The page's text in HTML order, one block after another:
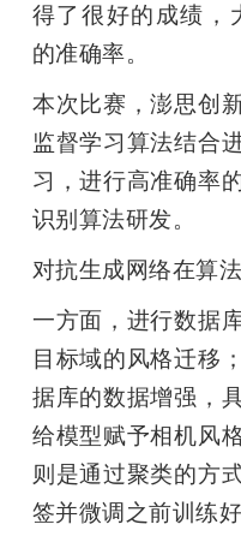
得了很好的成绩，
的准确率。
本次比赛，澎思创
监督学习算法结合
习，进行高准确率
识别算法研发。
对抗生成网络在算
一方面，进行数据
目标域的风格迁移
据库的数据增强，
给模型赋予相机风
则是通过聚类的方
签并微调之前训练好